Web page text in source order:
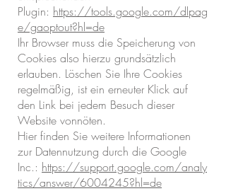
Plugin: https://tools.google.com/dlpag
e/gaoptout?hl=de
Ihr Browser muss die Speicherung von
Cookies also hierzu grundsätzlich
erlauben. Löschen Sie Ihre Cookies
regelmäßig, ist ein erneuter Klick auf
den Link bei jedem Besuch dieser
Website vonnöten.
Hier finden Sie weitere Informationen
zur Datennutzung durch die Google
Inc.: https://support.google.com/analy
tics/answer/6004245?hl=de